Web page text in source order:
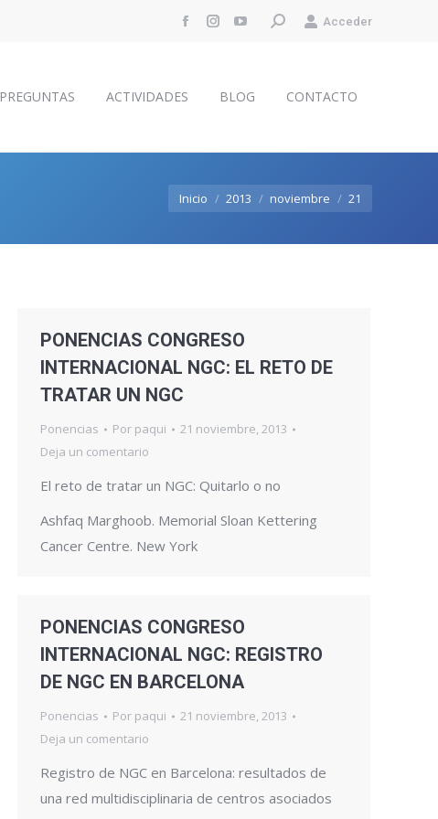
Facebook
in
window
Instagram
in
window
YouTube
in
window
Buscar: Acceder
PREGUNTAS ACTIVIDADES BLOG CONTACTO
Estás aquí:
Inicio 2013 noviembre 21
PONENCIAS CONGRESO
INTERNACIONAL NGC: EL RETO DE
TRATAR UN NGC
Ponencias Por paqui
21 noviembre, 2013
Deja un comentario
El reto de tratar un NGC: Quitarlo o no
Ashfaq Marghoob. Memorial Sloan Kettering
Cancer Centre. New York
PONENCIAS CONGRESO
INTERNACIONAL NGC: REGISTRO
DE NGC EN BARCELONA
Ponencias Por paqui
21 noviembre, 2013
Deja un comentario
Registro de NGC en Barcelona: resultados de
una red multidisciplinaria de centros asociados